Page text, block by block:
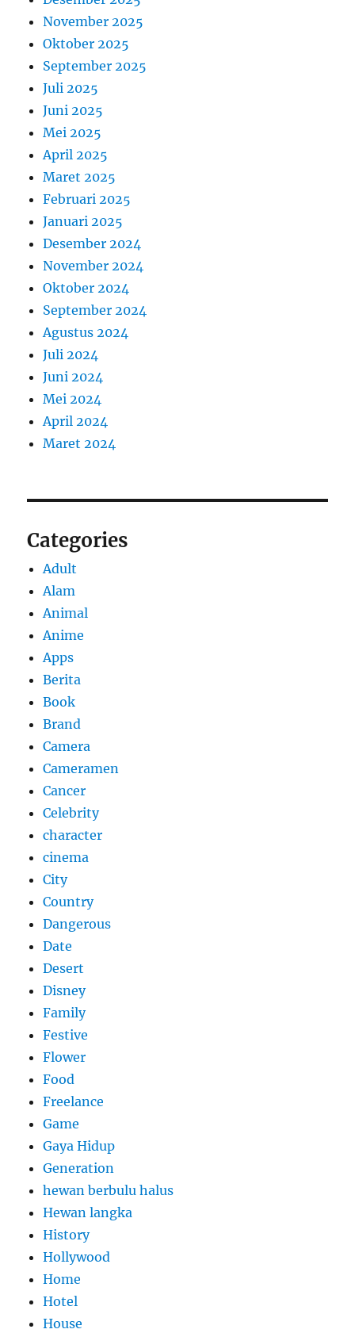
November 2025
Oktober 2025
September 2025
Juli 2025
Juni 2025
Mei 2025
April 2025
Maret 2025
Februari 2025
Januari 2025
Desember 2024
November 2024
Oktober 2024
September 2024
Agustus 2024
Juli 2024
Juni 2024
Mei 2024
April 2024
Maret 2024
Categories
Adult
Alam
Animal
Anime
Apps
Berita
Book
Brand
Camera
Cameramen
Cancer
Celebrity
character
cinema
City
Country
Dangerous
Date
Desert
Disney
Family
Festive
Flower
Food
Freelance
Game
Gaya Hidup
Generation
hewan berbulu halus
Hewan langka
History
Hollywood
Home
Hotel
House